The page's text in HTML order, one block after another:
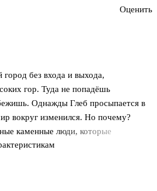
без входа и выхода,
гор. Туда не попадёшь
Однажды Глеб просыпается в
вокруг изменился. Но почему?
каменные люди, которые
и ни на что не обращают
Оценить